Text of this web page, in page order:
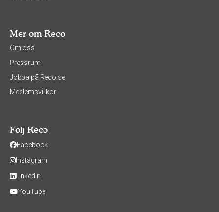
Mer om Reco
Om oss
Pressrum
Jobba på Reco.se
Medlemsvillkor
Följ Reco
Facebook
Instagram
LinkedIn
YouTube